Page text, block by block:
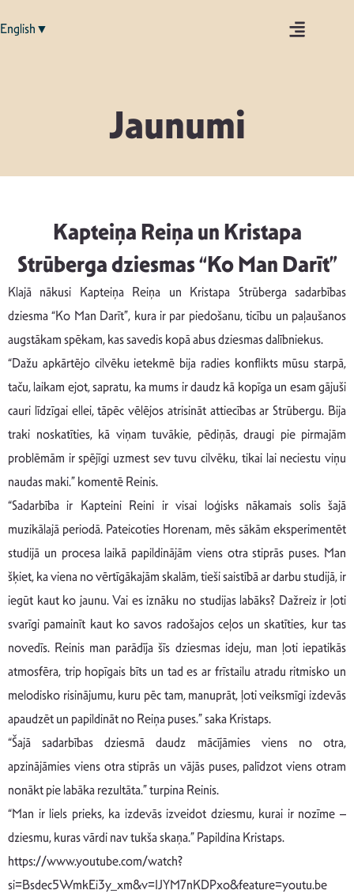
English▼
Jaunumi
Kapteiņa Reiņa un Kristapa
Strūberga dziesmas “Ko Man Darīt”
Klajā nākusi Kapteiņa Reiņa un Kristapa Strūberga sadarbības
dziesma “Ko Man Darīt”, kura ir par piedošanu, ticību un paļaušanos
augstākam spēkam, kas savedis kopā abus dziesmas dalībniekus.
“Dažu apkārtējo cilvēku ietekmē bija radies konflikts mūsu starpā,
taču, laikam ejot, sapratu, ka mums ir daudz kā kopīga un esam gājuši
cauri līdzīgai ellei, tāpēc vēlējos atrisināt attiecības ar Strūbergu. Bija
traki noskatīties, kā viņam tuvākie, pēdiņās, draugi pie pirmajām
problēmām ir spējīgi uzmest sev tuvu cilvēku, tikai lai neciestu viņu
naudas maki.” komentē Reinis.
“Sadarbība ir Kapteini Reini ir visai loģisks nākamais solis šajā
muzikālajā periodā. Pateicoties Horenam, mēs sākām eksperimentēt
studijā un procesa laikā papildinājām viens otra stiprās puses. Man
šķiet, ka viena no vērtīgākajām skalām, tieši saistībā ar darbu studijā, ir
iegūt kaut ko jaunu. Vai es iznāku no studijas labāks? Dažreiz ir ļoti
svarīgi pamainīt kaut ko savos radošajos ceļos un skatīties, kur tas
novedīs. Reinis man parādīja šīs dziesmas ideju, man ļoti iepatikās
atmosfēra, trip hopīgais bīts un tad es ar frīstailu atradu ritmisko un
melodisko risinājumu, kuru pēc tam, manuprāt, ļoti veiksmīgi izdevās
apaudzēt un papildināt no Reiņa puses.” saka Kristaps.
“Šajā sadarbības dziesmā daudz mācījāmies viens no otra,
apzinājāmies viens otra stiprās un vājās puses, palīdzot viens otram
nonākt pie labāka rezultāta.” turpina Reinis.
“Man ir liels prieks, ka izdevās izveidot dziesmu, kurai ir nozīme –
dziesmu, kuras vārdi nav tukša skaņa.” Papildina Kristaps.
https://www.youtube.com/watch?
si=Bsdec5WmkEi3y_xm&v=IJYM7nKDPxo&feature=youtu.be